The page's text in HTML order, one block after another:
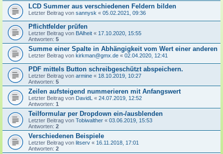
LCD Summer aus verschiedenen Feldern bilden
Letzter Beitrag von sannysk « 05.02.2021, 09:36
Pflichtfelder prüfen
Letzter Beitrag von BAlheit « 17.10.2020, 15:55
Antworten: 5
Summe einer Spalte in Abhängigkeit vom Wert einer anderen
Letzter Beitrag von kirkman@gmx.de « 02.04.2020, 12:41
PDF mittels Button schreibgeschützt abspeichern.
Letzter Beitrag von armine « 18.10.2019, 10:27
Antworten: 5
Zeilen aufsteigend nummerieren mit Anfangswert
Letzter Beitrag von DavidL « 24.07.2019, 12:52
Antworten: 1
Teilformular per Dropdown ein-/ausblenden
Letzter Beitrag von Tobiwalther « 03.06.2019, 15:53
Antworten: 2
Verschiedenen Beispiele
Letzter Beitrag von litserv « 16.11.2018, 17:01
Antworten: 2